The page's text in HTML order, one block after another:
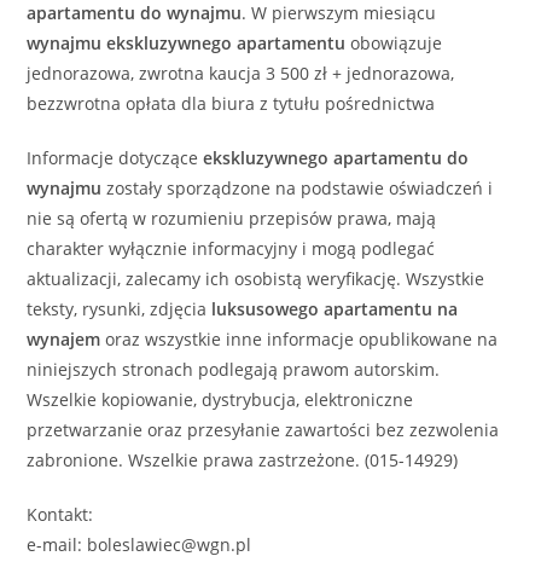
apartamentu do wynajmu. W pierwszym miesiącu
wynajmu ekskluzywnego apartamentu obowiązuje
jednorazowa, zwrotna kaucja 3 500 zł + jednorazowa,
bezzwrotna opłata dla biura z tytułu pośrednictwa
Informacje dotycząceekskluzywnego apartamentu do
wynajmu zostały sporządzone na podstawie oświadczeń i
nie są ofertą w rozumieniu przepisów prawa, mają
charakter wyłącznie informacyjny i mogą podlegać
aktualizacji, zalecamy ich osobistą weryfikację. Wszystkie
teksty, rysunki, zdjęcia luksusowego apartamentu na
wynajem oraz wszystkie inne informacje opublikowane na
niniejszych stronach podlegają prawom autorskim.
Wszelkie kopiowanie, dystrybucja, elektroniczne
przetwarzanie oraz przesyłanie zawartości bez zezwolenia
zabronione. Wszelkie prawa zastrzeżone. (015-14929)
Kontakt:
e-mail: boleslawiec@wgn.pl